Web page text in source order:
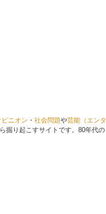
ピニオン ・ 社会問題や芸能（エンタ
掘り起こすサイトです。80年代の